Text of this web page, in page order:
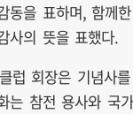
동을 표하며, 함께
사의 뜻을 표했다.
럽 회장은 기념사
는 참전 용사와 국